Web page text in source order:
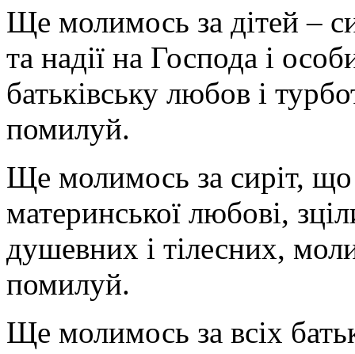
Ще молимось за дітей –
та надії на Господа і
батьківську любов і
помилуй.
Ще молимось за сиріт, що
материнської любові,
душевних і тілесних,
помилуй.
Ще молимось за всіх